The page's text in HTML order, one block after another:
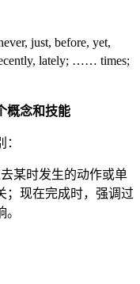
just, before, yet,
lately; …… times;
概念和技能
某时发生的动作或单
；现在完成时，强调过